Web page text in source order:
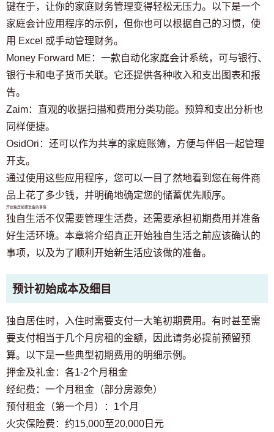
键在于，让你的家庭财务管理变得轻松无压力。以下是一个
家庭会计应用程序的示例，但你也可以根据自己的习惯，使
用 Excel 或手动管理财务。
Money Forward ME：一款自动化家庭会计系统，可与银行、
银行卡和电子货币关联。它还提供各种收入和支出图表和报
告。
Zaim：直观的收据扫描和费用分类功能。预算和支出分析也
同样便捷。
OsidOri：还可以作为共享的家庭账簿，方便与伴侣一起管理
开支。
通过使用这些应用程序，您可以一目了然地看到您在每件商
品上花了多少钱，并明确地确定您的储蓄优先顺序。
开始独居前要准备的事情
独自生活不仅需要管理生活费，还需要承担初期费用并准备
好生活环境。本章将介绍真正开始独自生活之前应该确认的
事项，以及为了顺利开始新生活应该做的准备。
预计初始成本及细目
独自居住时，入住时需要支付一大笔初期费用。有时甚至需
要支付相当于几个月房租的金额，因此请务必提前预留预
算。以下是一些典型初期费用的明细示例。
押金及礼金：各1-2个月租金
经纪费：一个月租金（部分房源免）
预付租金（第一个月）：1个月
火灾保险费：约15,000至20,000日元